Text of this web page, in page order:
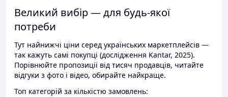
Великий вибір — для будь-якої
потреби
Тут найнижчі ціни серед українських маркетплейсів —
так кажуть самі покупці (дослідження Kantar, 2025).
Порівнюйте пропозиції від тисяч продавців, читайте
відгуки з фото і відео, обирайте найкраще.
Топ категорій за кількістю замовлень: